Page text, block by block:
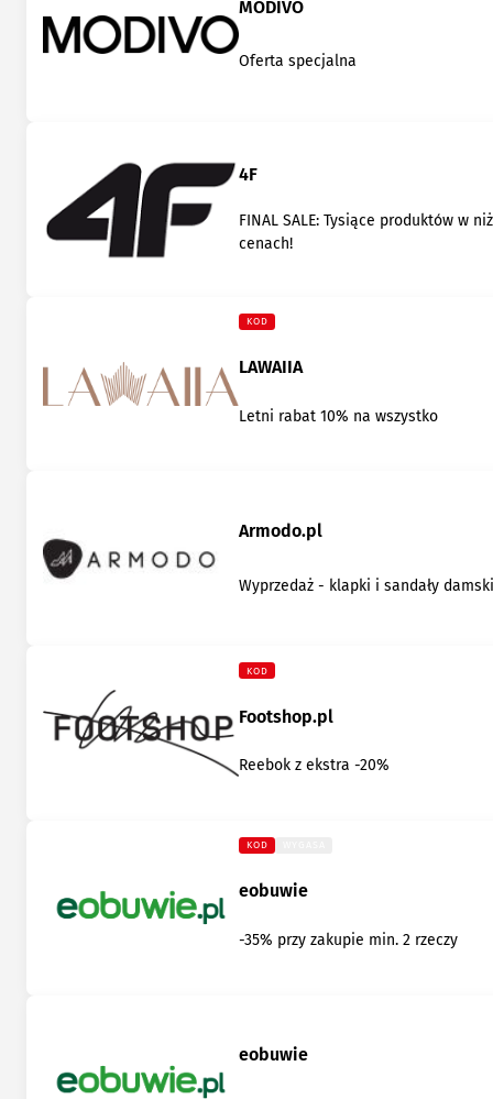
MODIVO
Oferta specjalna
4F
FINAL SALE: Tysiące produktów w
cenach!
KOD
LAWAIIA
Letni rabat 10% na wszystko
Armodo.pl
Wyprzedaż - klapki i sandały
KOD
Footshop.pl
Reebok z ekstra -20%
KOD
eobuwie
-35% przy zakupie min. 2 rzeczy
eobuwie